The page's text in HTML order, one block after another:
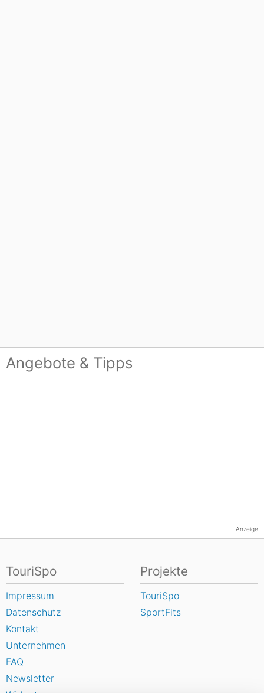
Angebote & Tipps
Anzeige
TouriSpo
Impressum
Datenschutz
Kontakt
Unternehmen
FAQ
Newsletter
Projekte
TouriSpo
SportFits